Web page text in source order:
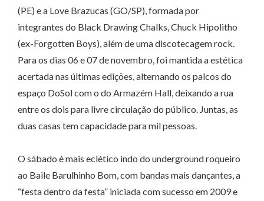
(PE) e a Love Brazucas (GO/SP), formada por
integrantes do Black Drawing Chalks, Chuck Hipolitho
(ex-Forgotten Boys), além de uma discotecagem rock.
Para os dias 06 e 07 de novembro, foi mantida a estética
acertada nas últimas edições, alternando os palcos do
espaço DoSol com o do Armazém Hall, deixando a rua
entre os dois para livre circulação do público. Juntas, as
duas casas tem capacidade para mil pessoas.
O sábado é mais eclético indo do underground roqueiro
ao Baile Barulhinho Bom, com bandas mais dançantes, a
“festa dentro da festa” iniciada com sucesso em 2009 e